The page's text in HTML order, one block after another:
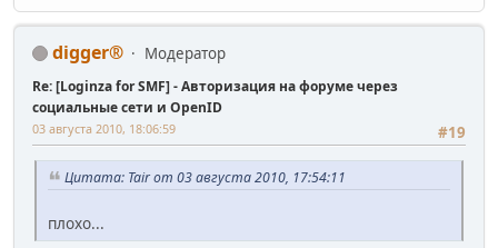
digger® Модератор
Re: [Loginza for SMF] - Авторизация на форуме через
социальные сети и OpenID
#19
03 августа 2010, 18:06:59
Цитата: Tair от 03 августа 2010, 17:54:11
плохо...